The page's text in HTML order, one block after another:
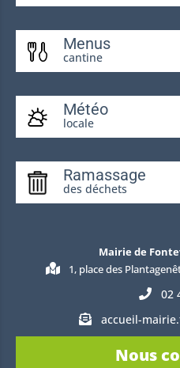
Menus
cantine
Météo
locale
Ramassage
des déchets
Mairie de
1, place des
02
accueil-
Nous